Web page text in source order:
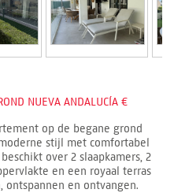
NUEVA ANDALUCÍA €
op de begane grond
stijl met comfortabel
over 2 slaapkamers, 2
en een royaal terras
ontspannen en ontvangen.